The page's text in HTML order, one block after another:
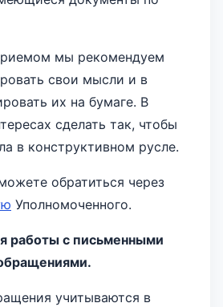
мы рекомендуем
свои мысли и в
их на бумаге. В
сделать так, чтобы
в конструктивном русле.
обратиться через
Уполномоченного.
работы с письменными
учитываются в